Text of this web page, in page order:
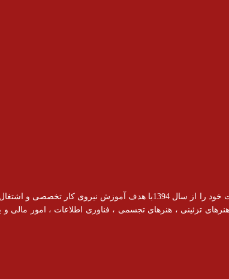
آموزشگاه رادیس با مجوز رسمی از سازمان فنی و حرفه ای فعالیت خود را
تزئینی ، هنرهای تجسمی ، فناوری اطلاعات ، امور مالی و